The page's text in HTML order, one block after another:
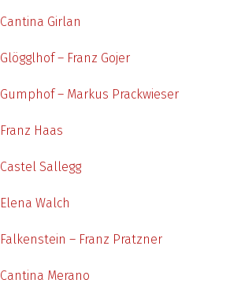
Cantina Girlan
Glögglhof – Franz Gojer
Gumphof – Markus Prackwieser
Franz Haas
Castel Sallegg
Elena Walch
Falkenstein – Franz Pratzner
Cantina Merano